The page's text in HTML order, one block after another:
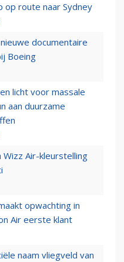
route naar Sydney
documentaire
Boeing
licht voor massale
aan duurzame
Wizz Air-kleurstelling
opwachting in
Air eerste klant
naam vliegveld van